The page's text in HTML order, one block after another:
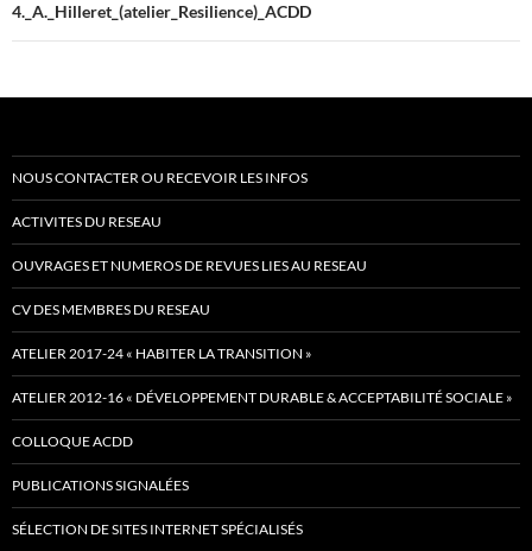
4._A._Hilleret_(atelier_Resilience)_ACDD
NOUS CONTACTER OU RECEVOIR LES INFOS
ACTIVITES DU RESEAU
OUVRAGES ET NUMEROS DE REVUES LIES AU RESEAU
CV DES MEMBRES DU RESEAU
ATELIER 2017-24 « HABITER LA TRANSITION »
ATELIER 2012-16 « DÉVELOPPEMENT DURABLE & ACCEPTABILITÉ SOCIALE »
COLLOQUE ACDD
PUBLICATIONS SIGNALÉES
SÉLECTION DE SITES INTERNET SPÉCIALISÉS